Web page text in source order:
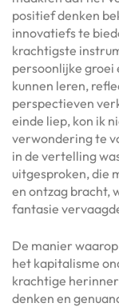
positief denken
innovatiefs te
krachtigste
persoonlijke
kunnen leren,
perspectieven
einde liep, kon ik
verwondering te
in de vertelling
uitgesproken, die
en ontzag bracht,
fantasie
De manier
het kapitalisme
krachtige
denken en